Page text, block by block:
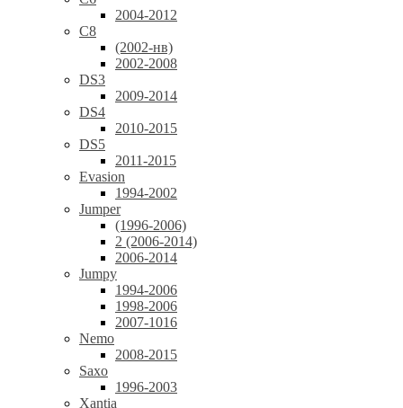
2004-2012
C8
(2002-нв)
2002-2008
DS3
2009-2014
DS4
2010-2015
DS5
2011-2015
Evasion
1994-2002
Jumper
(1996-2006)
2 (2006-2014)
2006-2014
Jumpy
1994-2006
1998-2006
2007-1016
Nemo
2008-2015
Saxo
1996-2003
Xantia